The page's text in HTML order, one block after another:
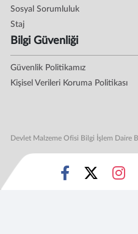
Sosyal Sorumluluk
Staj
Bilgi Güvenliği
Güvenlik Politikamız
Kişisel Verileri Koruma Politikası
Devlet Malzeme Ofisi Bilgi İşlem Daire